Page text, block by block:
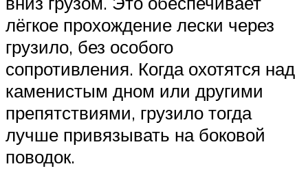
лёгкое прохождение лески через
грузило, без особого
сопротивления. Когда охотятся над
каменистым дном или другими
препятствиями, грузило тогда
лучше привязывать на боковой
поводок.